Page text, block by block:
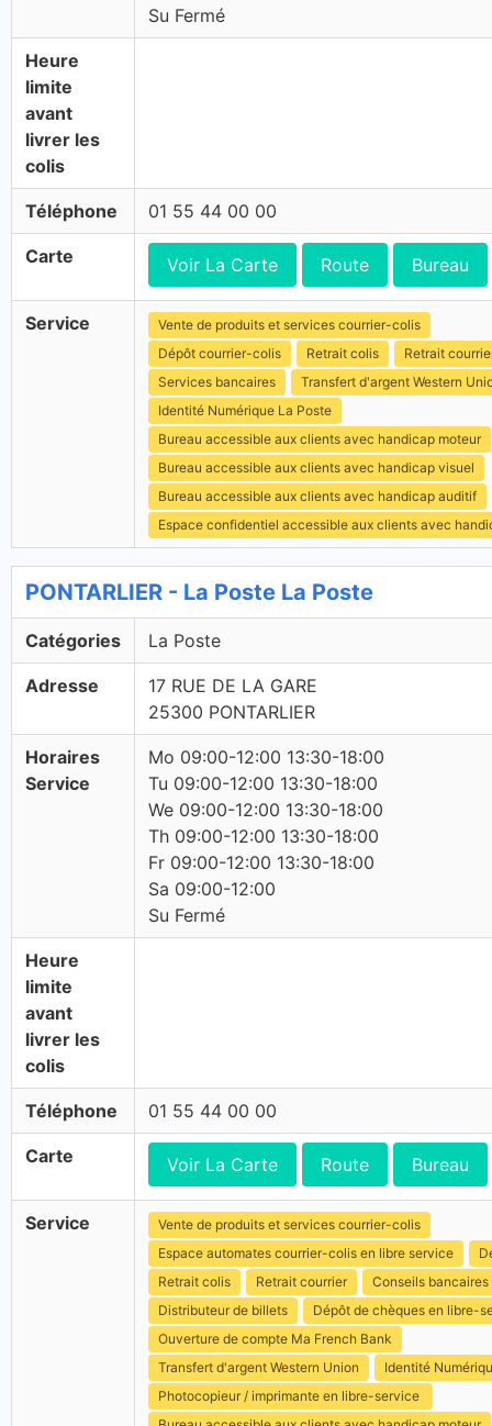
Su Fermé
Heure
limite
avant
livrer les
colis
Téléphone 01 55 44 00 00
Carte Voir La Carte Route Bureau
Service
Vente de produits et services courrier-colis
Dépôt courrier-colis
Retrait colis
Retrait
Services bancaires
Transfert d'argent Western
Identité Numérique La Poste
Bureau accessible aux clients avec handicap moteur
Bureau accessible aux clients avec handicap visuel
Bureau accessible aux clients avec handicap auditif
Espace confidentiel accessible aux clients avec
PONTARLIER - La Poste La Poste
Catégories La Poste
Adresse
17 RUE DE LA GARE
25300 PONTARLIER
Horaires
Service
Mo 09:00-12:00 13:30-18:00
Tu 09:00-12:00 13:30-18:00
We 09:00-12:00 13:30-18:00
Th 09:00-12:00 13:30-18:00
Fr 09:00-12:00 13:30-18:00
Sa 09:00-12:00
Su Fermé
Heure
limite
avant
livrer les
colis
Téléphone 01 55 44 00 00
Carte Voir La Carte Route Bureau
Service
Vente de produits et services courrier-colis
Espace automates courrier-colis en libre service
Retrait colis
Retrait courrier
Conseils bancaires
Distributeur de billets
Dépôt de chèques en libre-
Ouverture de compte Ma French Bank
Transfert d'argent Western Union
Identité
Photocopieur / imprimante en libre-service